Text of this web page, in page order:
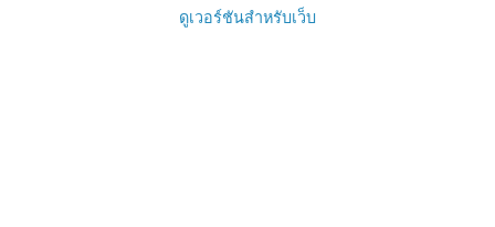
ดูเวอร์ชันสำหรับเว็บ